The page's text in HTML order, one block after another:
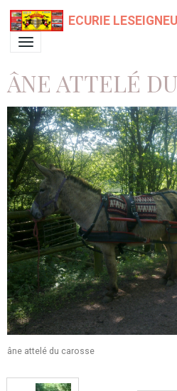
ECURIE
ÂNE ATTELÉ
âne attelé du carosse